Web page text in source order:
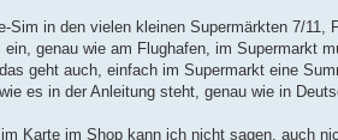
in den vielen kleinen Supermärkten 7/11,
genau wie am Flughafen, im Supermarkt
geht auch, einfach im Supermarkt eine
es in der Anleitung steht, genau wie in
Karte im Shop kann ich nicht sagen, auch